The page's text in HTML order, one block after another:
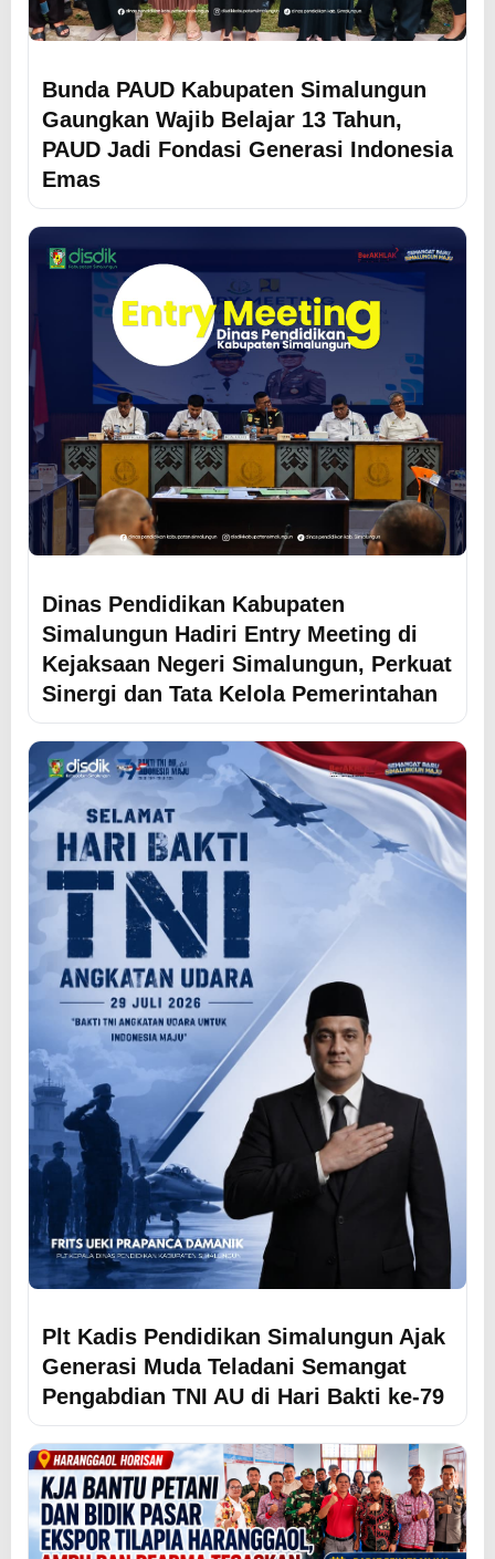
Bunda PAUD Kabupaten Simalungun
Gaungkan Wajib Belajar 13 Tahun,
PAUD Jadi Fondasi Generasi Indonesia
Emas
Dinas Pendidikan Kabupaten
Simalungun Hadiri Entry Meeting di
Kejaksaan Negeri Simalungun, Perkuat
Sinergi dan Tata Kelola Pemerintahan
Plt Kadis Pendidikan Simalungun Ajak
Generasi Muda Teladani Semangat
Pengabdian TNI AU di Hari Bakti ke-79